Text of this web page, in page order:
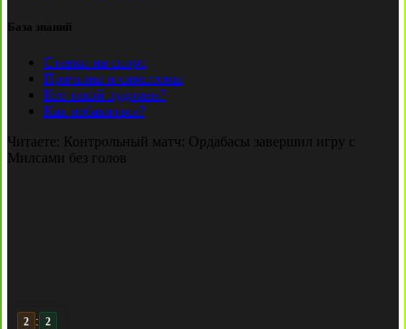
База знаний
Ставки на спорт
Причины и симптомы
Кто такой лудоман?
Как избавиться?
Читаете: Контрольный матч: Ордабасы завершил игру с
Милсами без голов
3 : 2